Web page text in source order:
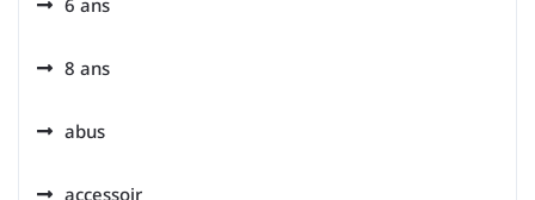
6 ans
8 ans
abus
accessoir